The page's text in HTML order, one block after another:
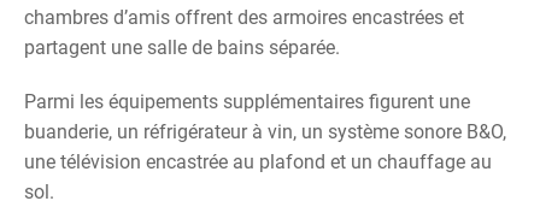
chambres d’amis offrent des armoires encastrées et
partagent une salle de bains séparée.
Parmi les équipements supplémentaires figurent une
buanderie, un réfrigérateur à vin, un système sonore B&O,
une télévision encastrée au plafond et un chauffage au
sol.